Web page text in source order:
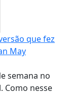
que fez
May
semana no
Como nesse